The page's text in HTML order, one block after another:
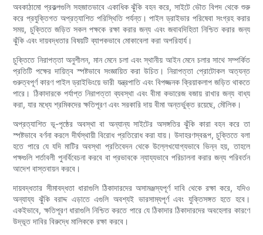
অবকাঠামো প্রকল্পগুলি সহজাতভাবে একাধিক ঝুঁকি বহন করে, সাইটে ভৌত বিপদ থেকে শুরু
করে প্রযুক্তিগত অপ্রত্যাশিত পরিস্থিতি পর্যন্ত। পাইল ড্রাইভার পরিষেবা সংগ্রহ করার
সময়, চুক্তিতে জড়িত সকল পক্ষকে রক্ষা করার জন্য এবং জবাবদিহিতা নিশ্চিত করার জন্য
ঝুঁকি এবং দায়বদ্ধতার বিষয়টি ব্যাপকভাবে মোকাবেলা করা অপরিহার্য।
চুক্তিতে নিরাপত্তা অনুশীলন, মান মেনে চলা এবং স্থানীয় আইন মেনে চলার সাথে সম্পর্কিত
প্রতিটি পক্ষের দায়িত্ব স্পষ্টভাবে সংজ্ঞায়িত করা উচিত। নিরাপত্তা প্রোটোকল অত্যন্ত
গুরুত্বপূর্ণ কারণ পাইল ড্রাইভিংয়ে ভারী যন্ত্রপাতি এবং বিপজ্জনক ক্রিয়াকলাপ জড়িত থাকতে
পারে। ঠিকাদারকে পর্যাপ্ত নিরাপত্তা ব্যবস্থা এবং বীমা কভারেজ বজায় রাখার জন্য বাধ্য
করা, যার মধ্যে শ্রমিকদের ক্ষতিপূরণ এবং সরকারি দায় বীমা অন্তর্ভুক্ত রয়েছে, মৌলিক।
অপ্রত্যাশিত ভূ-পৃষ্ঠের অবস্থা বা অন্যান্য সাইটের অসঙ্গতির ঝুঁকি কারা বহন করে তা
স্পষ্টভাবে বর্ণনা করলে দীর্ঘস্থায়ী বিরোধ প্রতিরোধ করা যায়। উদাহরণস্বরূপ, চুক্তিতে বলা
হতে পারে যে যদি মাটির অবস্থা প্রতিবেদন থেকে উল্লেখযোগ্যভাবে ভিন্ন হয়, তাহলে
পক্ষগুলি শর্তাবলী পুনর্বিবেচনা করবে বা প্রভাবকে ন্যায্যভাবে পরিচালনা করার জন্য পরিবর্তন
আদেশ বাস্তবায়ন করবে।
দায়বদ্ধতার সীমাবদ্ধতা ধারাগুলি ঠিকাদারদের অসামঞ্জস্যপূর্ণ দাবি থেকে রক্ষা করে, যদিও
অন্যায্য ঝুঁকি বরাদ্দ এড়াতে এগুলি অবশ্যই ভারসাম্যপূর্ণ এবং যুক্তিসঙ্গত হতে হবে।
একইভাবে, ক্ষতিপূরণ ধারাগুলি নিশ্চিত করতে পারে যে ঠিকাদার ঠিকাদারদের অবহেলার কারণে
উদ্ভূত দাবির বিরুদ্ধে মালিককে রক্ষা করবে।